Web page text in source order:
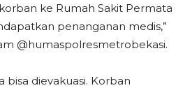
ke Rumah Sakit Permata
penanganan medis,”
@humaspolresmetrobekasi.
bisa dievakuasi. Korban